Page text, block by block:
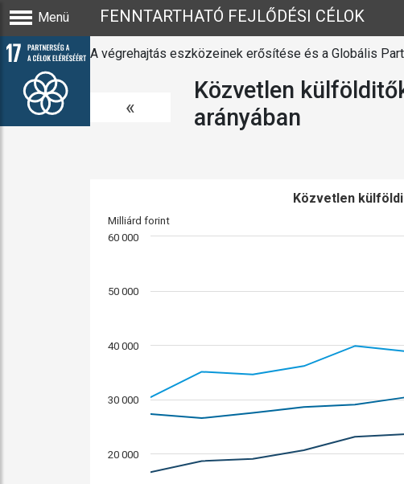
Menü FENNTARTHATÓ FEJLŐDÉSI CÉLOK
A végrehajtás eszközeinek erősítése és a Globális
«
Közvetlen
arányában
Milliárd forint
Közvetlen
20 000
30 000
40 000
50 000
60 000